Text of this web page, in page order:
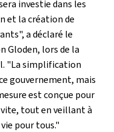
investie dans les
et la création de
a déclaré le
Gloden, lors de la
"La simplification
gouvernement, mais
est conçue pour
tout en veillant à
pour tous."